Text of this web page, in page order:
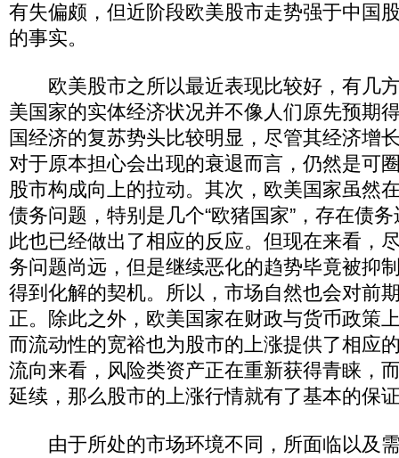
有失偏颇，但近阶段欧美股市走势强于中国
的事实。
欧美股市之所以最近表现比较好，有几
美国家的实体经济状况并不像人们原先预期
国经济的复苏势头比较明显，尽管其经济增
对于原本担心会出现的衰退而言，仍然是可
股市构成向上的拉动。其次，欧美国家虽然
债务问题，特别是几个“欧猪国家”，存在债
此也已经做出了相应的反应。但现在来看，
务问题尚远，但是继续恶化的趋势毕竟被抑
得到化解的契机。所以，市场自然也会对前
正。除此之外，欧美国家在财政与货币政策
而流动性的宽裕也为股市的上涨提供了相应
流向来看，风险类资产正在重新获得青睐，
延续，那么股市的上涨行情就有了基本的保
由于所处的市场环境不同，所面临以及